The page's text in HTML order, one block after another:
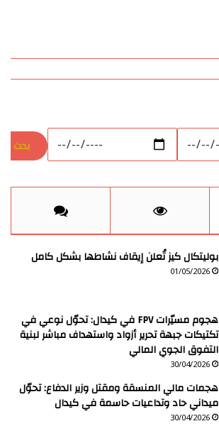
بوليتكال كيز تُعلن إيقاف نشاطها بشكل كامل
01/05/2026
هجوم مسيّرات FPV في كيدال: تحوّل نوعي في
تكتيكات جبهة تحرير أزواد واستهداف مباشر لبنية
التفوق الجوي المالي
30/04/2026
هجمات مالي المنسقة ومقتل وزير الدفاع: تحوّل
ميداني حاد وتداعيات حاسمة في كيدال
30/04/2026